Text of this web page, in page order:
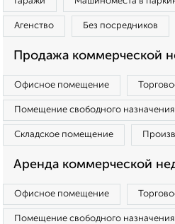
Агенство Без посредников
Продажа коммерческой
Офисное помещение
Помещение свободного назначения
Складское помещение
Аренда коммерческой
Офисное помещение
Помещение свободного назначения